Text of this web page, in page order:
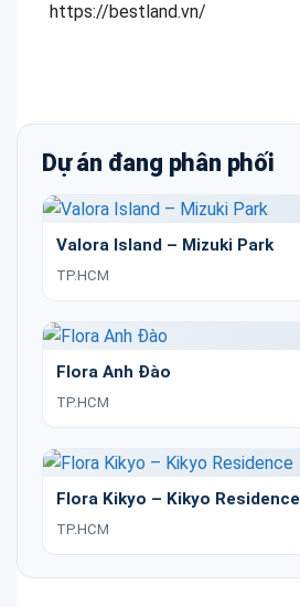
https://bestland.vn/
Dự án đang phân phối
Valora Island – Mizuki Park
TP.HCM
Flora Anh Đào
TP.HCM
Flora Kikyo – Kikyo Residence
TP.HCM